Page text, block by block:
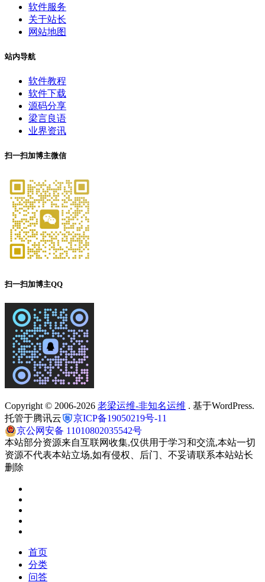
软件服务
关于站长
网站地图
站内导航
软件教程
软件下载
源码分享
梁言良语
业界资讯
扫一扫加博主微信
扫一扫加博主QQ
Copyright © 2006-2026 老梁运维-非知名运维 . 基于WordPress.
托管于腾讯云
京ICP备19050219号-11
京公网安备 11010802035542号
本站部分资源来自互联网收集,仅供用于学习和交流,本站一切
资源不代表本站立场,如有侵权、后门、不妥请联系本站站长
删除
首页
分类
问答